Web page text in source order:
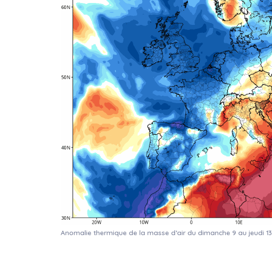
Anomalie thermique de la masse d’air du dimanche 9 au jeudi